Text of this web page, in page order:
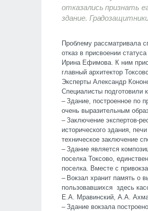
отказались признать
здание.
Проблему рассматривала
отказ в присвоении
Ирина Ефимова. К ним
главный архитектор
Эксперты Александр
Специалисты
– Здание, построенное по
очень выразительным
– Заключение экспертов-
исторического здания,
техническое заключение
– Здание является
поселка Токсово,
поселка. Вместе с
– Вокзал хранит память о
пользовавшихся здесь
Е.А. Мравинский, А.А.
– Здание вокзала